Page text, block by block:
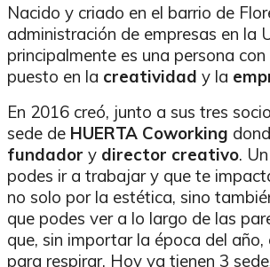
Nacido y criado en el barrio de
administración de empresas en la
principalmente es una persona con
puesto en la creatividad y la
En 2016 creó, junto a sus tres
sede de HUERTA Coworking
fundador y director creativo.
podes ir a trabajar y que te
no solo por la estética, sino
que podes ver a lo largo de las
que, sin importar la época del año,
para respirar. Hoy ya tienen 3